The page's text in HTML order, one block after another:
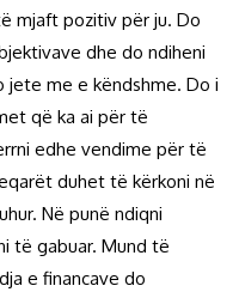
mjaft pozitiv për ju. Do
dhe do ndiheni
me e këndshme. Do i
që ka ai për të
edhe vendime për të
duhet të kërkoni në
Në punë ndiqni
të gabuar. Mund të
e financave do